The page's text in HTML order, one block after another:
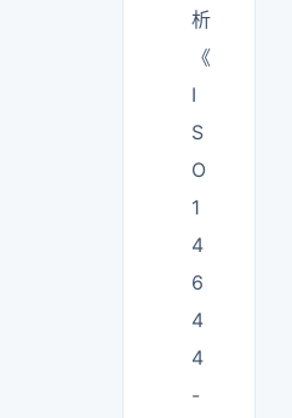
析
《
I
S
O
1
4
6
4
4
-